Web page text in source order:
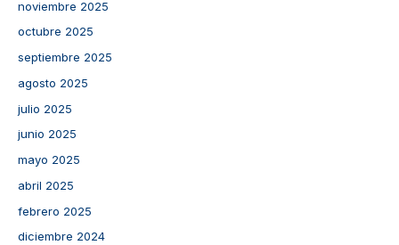
noviembre 2025
octubre 2025
septiembre 2025
agosto 2025
julio 2025
junio 2025
mayo 2025
abril 2025
febrero 2025
diciembre 2024